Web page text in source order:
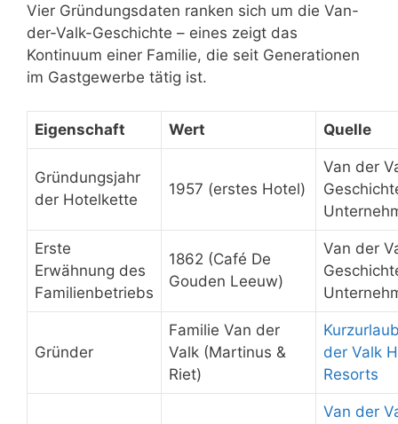
Vier Gründungsdaten ranken sich um die Van-
der-Valk-Geschichte – eines zeigt das
Kontinuum einer Familie, die seit Generationen
im Gastgewerbe tätig ist.
Eigenschaft Wert Quelle
Gründungsjahr
der Hotelkette
1957 (erstes Hotel)
Van der
Erste
Erwähnung des
Familienbetriebs
1862 (Café De
Gouden Leeuw)
Van der
Gründer
Familie Van der
Valk (Martinus &
Riet)
der Valk
Resorts
Van der